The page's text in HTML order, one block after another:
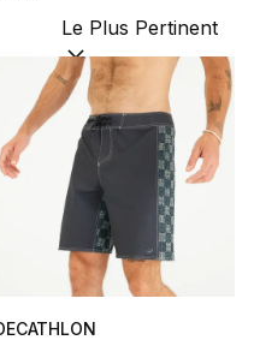
Trier par :(optional)